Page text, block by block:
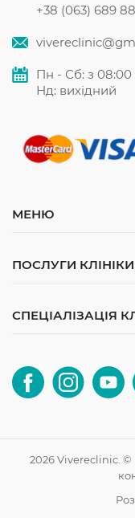
+38 (063) 689
Пн - Сб: з 08:00
Нд: вихідний
МЕНЮ
ПОСЛУГИ КЛІНІКИ
СПЕЦІАЛІЗАЦІЯ
2026 Vivereclinic.